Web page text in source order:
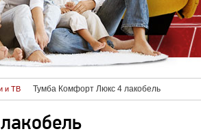
и ТВ Тумба Комфорт Люкс 4 лакобель